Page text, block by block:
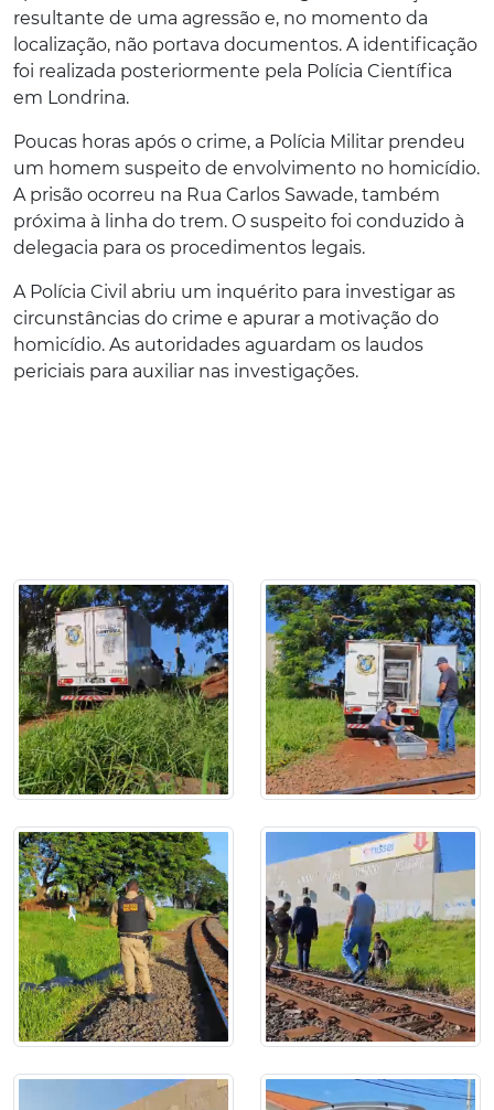
resultante de uma agressão e, no momento da
localização, não portava documentos. A identificação
foi realizada posteriormente pela Polícia Científica
em Londrina.
Poucas horas após o crime, a Polícia Militar prendeu
um homem suspeito de envolvimento no homicídio.
A prisão ocorreu na Rua Carlos Sawade, também
próxima à linha do trem. O suspeito foi conduzido à
delegacia para os procedimentos legais.
A Polícia Civil abriu um inquérito para investigar as
circunstâncias do crime e apurar a motivação do
homicídio. As autoridades aguardam os laudos
periciais para auxiliar nas investigações.